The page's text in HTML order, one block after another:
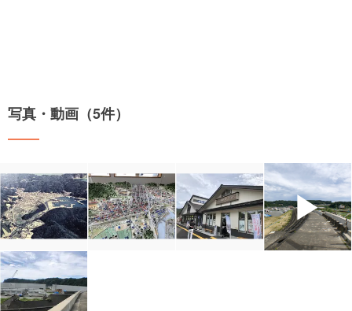
写真・動画（5件）
▶